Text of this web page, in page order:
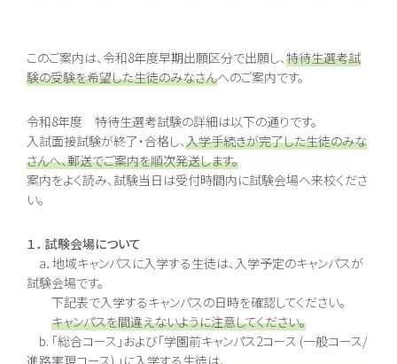
訪問者別・
証明書申請
地域キャンパス
コンテンツ
組織・沿革
池高とは
ご寄付のお願い
校]
一般コース
集中スクーリングコ
ース
地域キャンパス
このご案内は、令和8年度早期出願区分で出願し、 特待生選考試
験の受験を希望した生徒のみなさんへのご案内です。
令和8年度 特待生選考試験の詳細は以下の通りです。
入試面接試験が終了・合格し、 入学手続きが完了した生徒のみな
さんへ、郵送でご案内を順次発送します。
案内をよく読み、試験当日は受付時間内に試験会場へ来校くださ
い。
１． 試験会場について
a．地域キャンパスに入学する生徒は、入学予定のキャンパスが
試験会場です。
下記表で入学するキャンパスの日時を確認してください。
キャンパスを間違えないように注意してください。
b. 「総合コース」および「学園前キャンパス2コース (一般コース/
進路実現コース) 」に入学する生徒は、